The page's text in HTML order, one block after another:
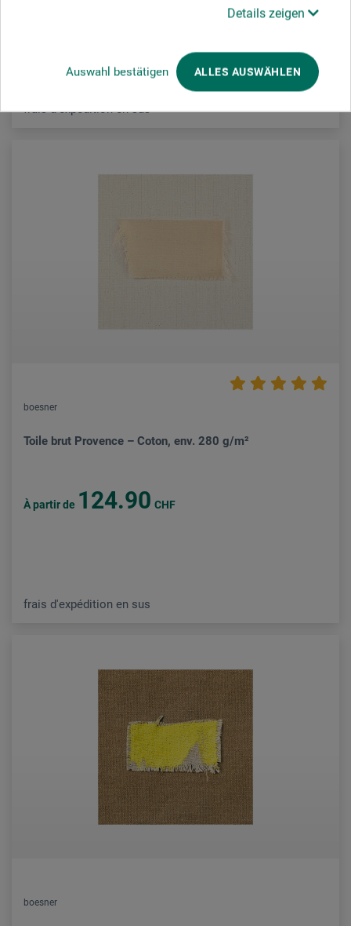
Details zeigen
Auswahl bestätigen ALLES AUSWÄHLEN
frais d'expédition en sus
boesner
Toile brut Provence – Coton, env. 280 g/m²
À partir de 124.90 CHF
frais d'expédition en sus
boesner